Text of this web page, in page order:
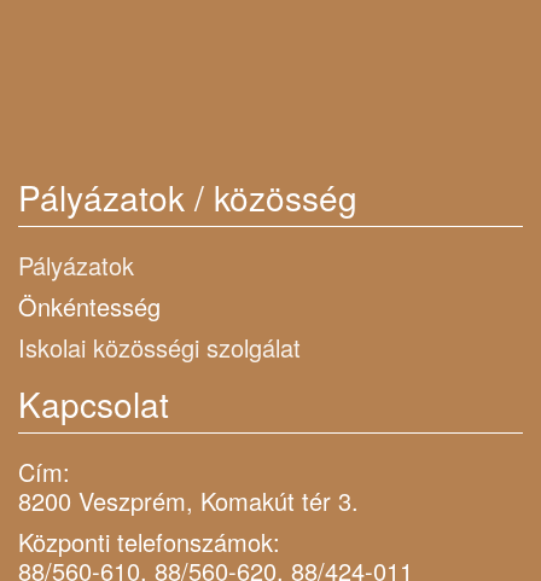
Pályázatok / közösség
Pályázatok
Önkéntesség
Iskolai közösségi szolgálat
Kapcsolat
Cím:
8200 Veszprém, Komakút tér 3.
Központi telefonszámok:
88/560-610, 88/560-620, 88/424-011